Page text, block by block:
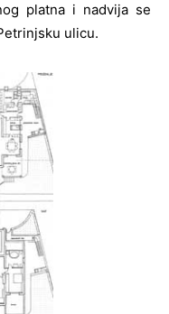
platna i nadvija se
ulicu.